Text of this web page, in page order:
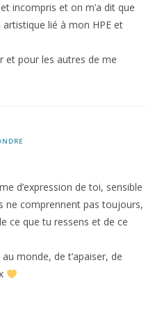
incompris et on m’a dit que
artistique lié à mon HPE et
et pour les autres de me
d’expression de toi, sensible
ne comprennent pas toujours,
ce que tu ressens et de ce
monde, de t’apaiser, de